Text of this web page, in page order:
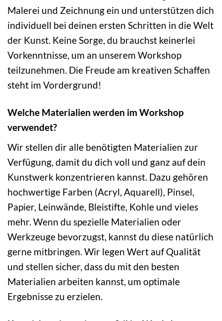
Malerei und Zeichnung ein und unterstützen dich
individuell bei deinen ersten Schritten in die Welt
der Kunst. Keine Sorge, du brauchst keinerlei
Vorkenntnisse, um an unserem Workshop
teilzunehmen. Die Freude am kreativen Schaffen
steht im Vordergrund!
Welche Materialien werden im Workshop
verwendet?
Wir stellen dir alle benötigten Materialien zur
Verfügung, damit du dich voll und ganz auf dein
Kunstwerk konzentrieren kannst. Dazu gehören
hochwertige Farben (Acryl, Aquarell), Pinsel,
Papier, Leinwände, Bleistifte, Kohle und vieles
mehr. Wenn du spezielle Materialien oder
Werkzeuge bevorzugst, kannst du diese natürlich
gerne mitbringen. Wir legen Wert auf Qualität
und stellen sicher, dass du mit den besten
Materialien arbeiten kannst, um optimale
Ergebnisse zu erzielen.